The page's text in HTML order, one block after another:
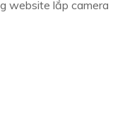
website lắp camera